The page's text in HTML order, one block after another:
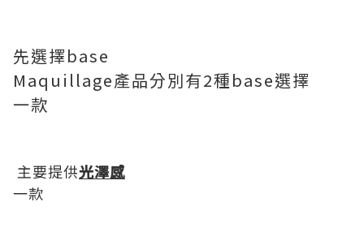
先選擇base
Maquillage產品分別有2種base選擇
一款
主要提供光澤感
一款